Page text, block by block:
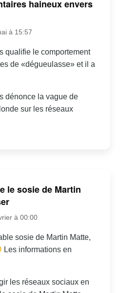
haineux envers
à 15:57
qualifie le comportement
de «dégueulasse» et il a
dénonce la vague de
sur les réseaux
le sosie de Martin
à 00:00
sosie de Martin Matte,
Les informations en
les réseaux sociaux en